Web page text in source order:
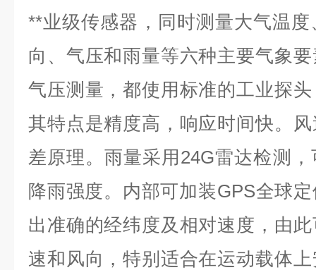
**业级传感器，同时测量大气温
向、气压和雨量等六种主要气象
气压测量，都使用标准的工业探
其特点是精度高，响应时间快。
差原理。雨量采用24G雷达检测
降雨强度。内部可加装GPS全球
出准确的经纬度及相对速度，由
速和风向，特别适合在运动载体